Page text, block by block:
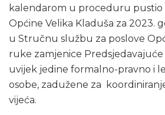
kalendarom u proceduru pustio
Općine Velika Kladuša za 2023.
u Stručnu službu za poslove
ruke zamjenice Predsjedavajuće
uvijek jedine formalno-pravno i
osobe, zadužene za
vijeća.